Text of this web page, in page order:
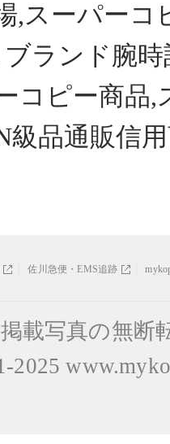
,スーパー
ランド腕
コピー商品
級品通販信
佐川急便・EMS追跡
載写真の無断
2025